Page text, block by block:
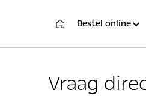
Bestel online
Vraag